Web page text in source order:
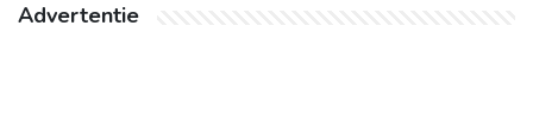
Advertentie